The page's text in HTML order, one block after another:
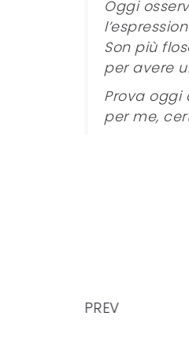
Oggi
Son più
per avere
Prova oggi
per me,
PREV